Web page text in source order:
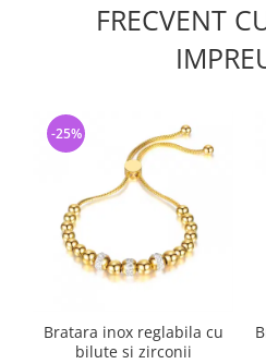
FRECVENT
Bratara inox reglabila cu
bilute si zirconii
-25%